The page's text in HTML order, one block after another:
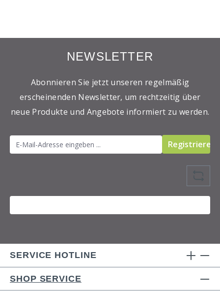
NEWSLETTER
Abonnieren Sie jetzt unseren regelmäßig
erscheinenden Newsletter, um rechtzeitig über
neue Produkte und Angebote informiert zu werden.
Registrieren
SERVICE HOTLINE
SHOP SERVICE